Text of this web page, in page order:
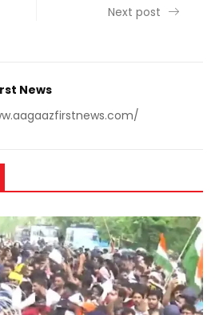
Next post
News